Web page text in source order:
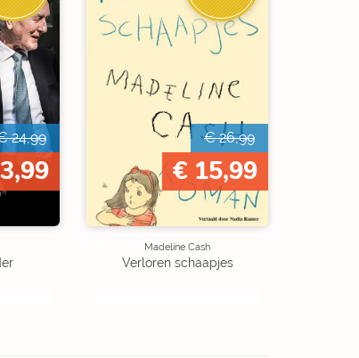
24,99 € 26,99
€ 15,99
Madeline Cash
Verloren schaapjes